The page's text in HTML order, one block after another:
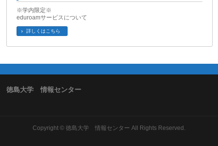
※学内限定※
eduroamサービスについて
詳しくはこちら
徳島大学 情報センター
Copyright © 徳島大学 情報センター All Rights Reserved.